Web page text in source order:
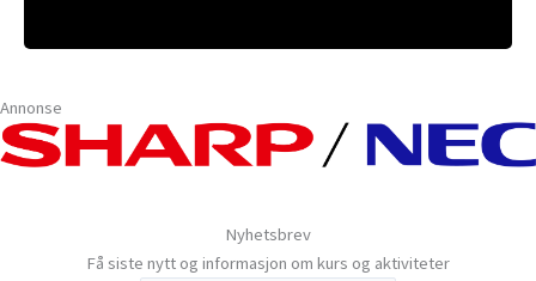
Annonse
Nyhetsbrev
Få siste nytt og informasjon om kurs og aktiviteter